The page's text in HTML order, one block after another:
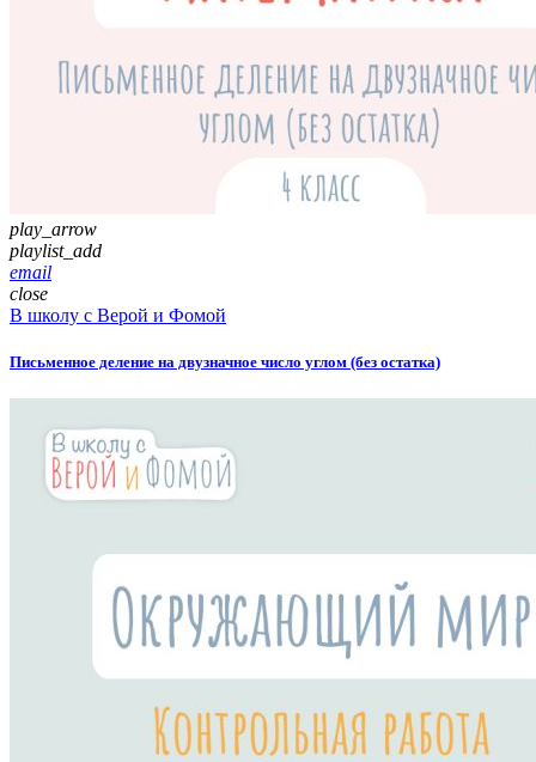
play_arrow
playlist_add
email
close
В школу с Верой и Фомой
Письменное деление на двузначное число углом (без остатка)